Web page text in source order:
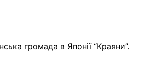
громада в Японії “Краяни”.